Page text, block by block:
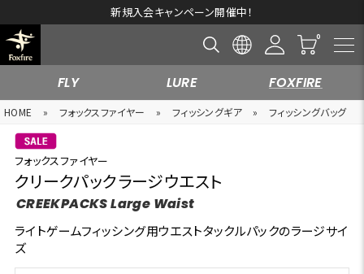
新規入会キャンペーン開催中！
FLY LURE FOXFIRE
HOME » フォックスファイヤー » フィッシングギア » フィッシングバッグ
フォックスファイヤー
クリークパックラージウエスト
CREEKPACKS Large Waist
ライトゲームフィッシング用ウエストタックルパックのラージサイ
ズ